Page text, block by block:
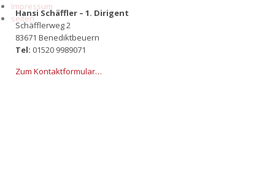
Hansi Schäffler – 1. Dirigent
Schäfflerweg 2
83671 Benediktbeuern
Tel: 01520 9989071
Zum Kontaktformular…
Impressum
seiten